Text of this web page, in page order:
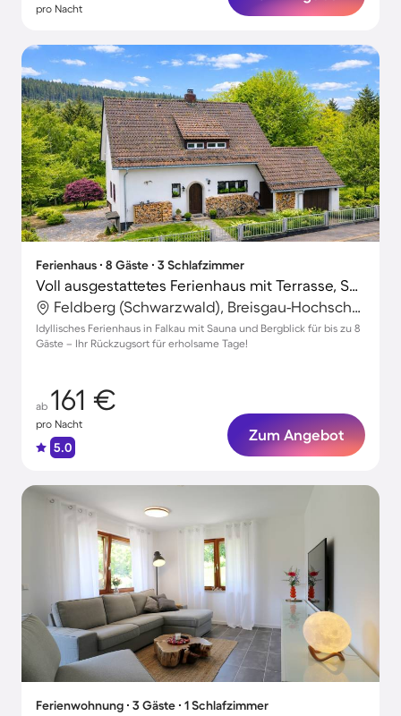
pro Nacht
Ferienhaus ∙ 8 Gäste ∙ 3 Schlafzimmer
Voll ausgestattetes Ferienhaus mit Terrasse, Sauna und Grill | Gartenblick | Ideal für Homeoffice | Haustiere sind willkommen
Feldberg (Schwarzwald), Breisgau-Hochschwarzwald, Deutschland
Idyllisches Ferienhaus in Falkau mit Sauna und Bergblick für bis zu 8
Gäste – Ihr Rückzugsort für erholsame Tage!
ab 161 €
pro Nacht
5.0
Zum Angebot
Ferienwohnung ∙ 3 Gäste ∙ 1 Schlafzimmer